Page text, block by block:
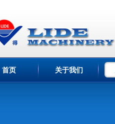
首页 关于我们